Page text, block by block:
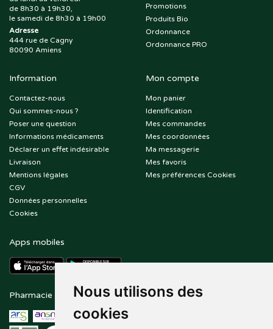
Nous utilisons des
cookies
de 8h30 à 19h30,
le samedi de 8h30 à 19h00
Adresse
444 rue de Cagny
80090 Amiens
Promotions
Produits Bio
Ordonnance
Ordonnance PRO
Information
Contactez-nous
Qui sommes-nous ?
Poser une question
Informations médicaments
Déclarer un effet indésirable
Livraison
Mentions légales
CGV
Données personnelles
Cookies
Mon compte
Mon panier
Identification
Mes commandes
Mes coordonnées
Ma messagerie
Mes favoris
Mes préférences Cookies
Apps mobiles
Pharmacie en ligne agréée Paiement sécurisé